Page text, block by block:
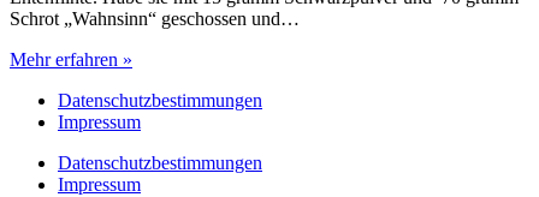
Schrot „Wahnsinn“ geschossen und…
Mehr erfahren »
Datenschutzbestimmungen
Impressum
Datenschutzbestimmungen
Impressum